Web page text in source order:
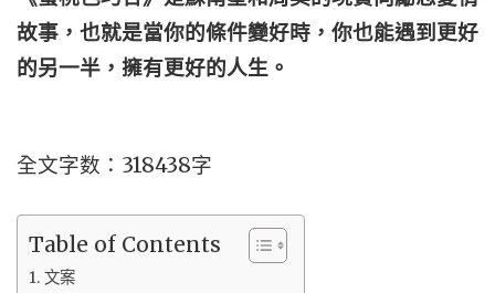
故事，也就是當你的條件變好時，你也能遇到更好
的另一半，擁有更好的人生。
全文字数：318438字
Table of Contents
文案